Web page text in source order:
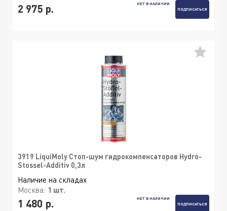
2 975 р.
НЕТ В НАЛИЧИИ
ПОДПИСАТЬСЯ
3919 LiquiMoly Стоп-шум гидрокомпенсаторов Hydro-
Stossel-Additiv 0,3л
Наличие на складах
Москва: 1 шт.
1 480 р.
НЕТ В НАЛИЧИИ
ПОДПИСАТЬСЯ